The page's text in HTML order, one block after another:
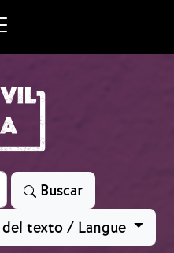
Buscar
texto / Langue